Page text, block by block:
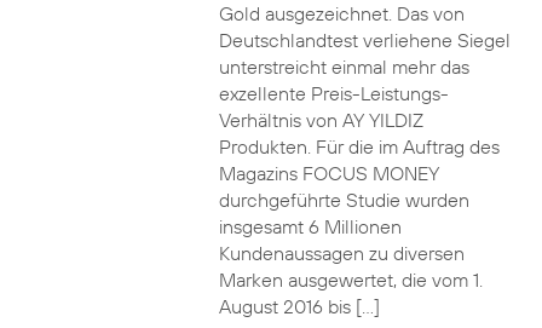
Gold ausgezeichnet. Das von
Deutschlandtest verliehene Siegel
unterstreicht einmal mehr das
exzellente Preis-Leistungs-
Verhältnis von AY YILDIZ
Produkten. Für die im Auftrag des
Magazins FOCUS MONEY
durchgeführte Studie wurden
insgesamt 6 Millionen
Kundenaussagen zu diversen
Marken ausgewertet, die vom 1.
August 2016 bis […]